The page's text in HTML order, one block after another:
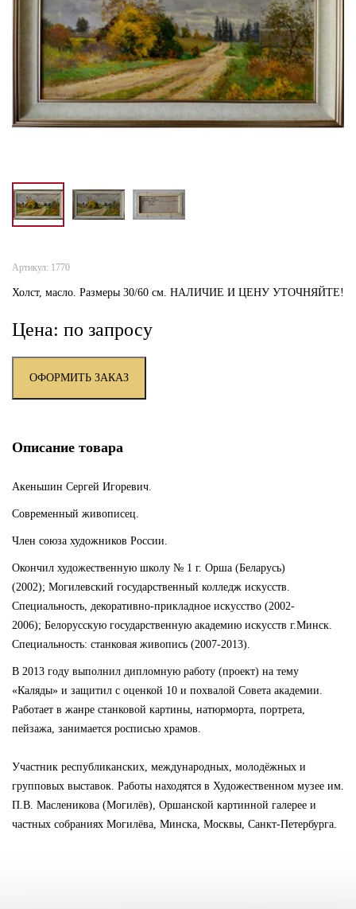
Артикул: 1770
Холст, масло. Размеры 30/60 см. НАЛИЧИЕ И ЦЕНУ УТОЧНЯЙТЕ!
Цена: по запросу
ОФОРМИТЬ ЗАКАЗ
Описание товара
Акеньшин Сергей Игоревич.
Современный живописец.
Член союза художников России.
Окончил художественную школу № 1 г. Орша (Беларусь)
(2002); Могилевский государственный колледж искусств.
Специальность, декоративно-прикладное искусство (2002-
2006); Белорусскую государственную академию искусств г.Минск.
Специальность: станковая живопись (2007-2013).
В 2013 году выполнил дипломную работу (проект) на тему
«Каляды» и защитил с оценкой 10 и похвалой Совета академии.
Работает в жанре станковой картины, натюрморта, портрета,
пейзажа, занимается росписью храмов.
Участник республиканских, международных, молодёжных и
групповых выставок. Работы находятся в Художественном музее им.
П.В. Масленикова (Могилёв), Оршанской картинной галерее и
частных собраниях Могилёва, Минска, Москвы, Санкт-Петербурга.